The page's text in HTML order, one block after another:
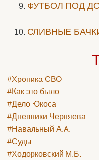
ФУТБОЛ ПОД
СЛИВНЫЕ
#Хроника СВО
#Как это было
#Дело Юкоса
#Дневники Черняева
#Навальный А.А.
#Суды
#Ходорковский М.Б.